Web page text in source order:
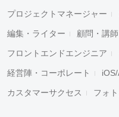
プロジェクトマネージャー
編集・ライター 顧問・講師
フロントエンドエンジニア
経営陣・コーポレート
カスタマーサクセス フォ